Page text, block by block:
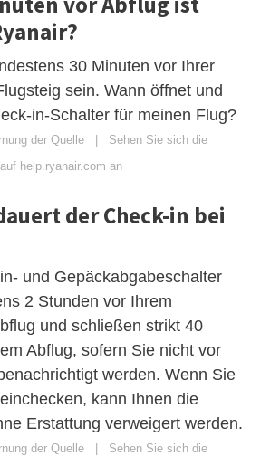
30 Minuten vor Ihrer
sein. Wann öffnet und
in-Schalter für meinen Flug?
der Quelle | Sehen Sie sich die
help.ryanair.com an
der Check-in bei
und Gepäckabgabeschalter
2 Stunden vor Ihrem
und schließen strikt 40
Abflug, sofern Sie nicht vor
werden. Wenn Sie
kann Ihnen die
Erstattung verweigert werden.
der Quelle | Sehen Sie sich die